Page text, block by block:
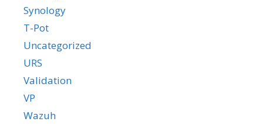
Synology
T-Pot
Uncategorized
URS
Validation
VP
Wazuh